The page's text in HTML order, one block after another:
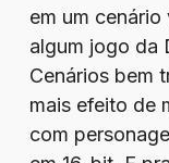
em um
algum jogo da
Cenários bem
mais efeito de
com